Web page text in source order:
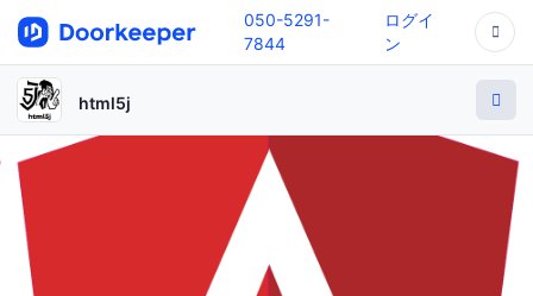
050-5291-
7844
ログイ
ン
html5j